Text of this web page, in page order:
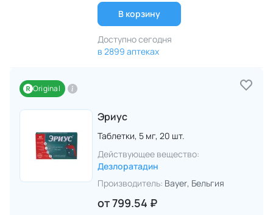
В корзину
Доступно сегодня
в 2899 аптеках
Original
Эриус
Таблетки, 5 мг, 20 шт.
Действующее вещество:
Дезлоратадин
Производитель: Bayer, Бельгия
от799.54 ₽